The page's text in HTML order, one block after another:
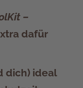
–
dafür
dich) ideal